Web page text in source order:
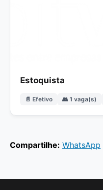
Estoquista
📄 Efetivo 👥 1 vaga(s)
Compartilhe: WhatsApp